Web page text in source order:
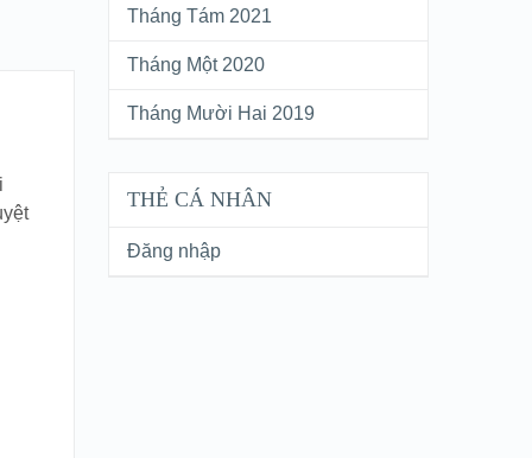
Tháng Tám 2021
Tháng Một 2020
Tháng Mười Hai 2019
THẺ CÁ NHÂN
Đăng nhập